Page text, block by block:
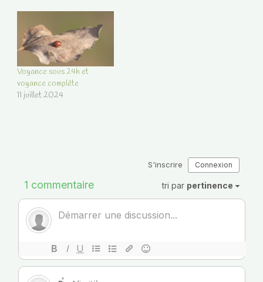
Voyance sous 24h et
voyance complète
11 juillet 2024